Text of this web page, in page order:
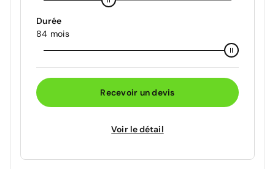
Durée
84 mois
Recevoir un devis
Voir le détail